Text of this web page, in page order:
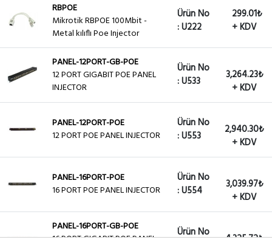
RBPOE
Mikrotik RBPOE 100Mbit -
Metal kılıflı Poe Injector
Ürün No
: U222
299.01₺
+ KDV
PANEL-12PORT-GB-POE
12 PORT GIGABIT POE PANEL
INJECTOR
Ürün No
: U533
3,264.23₺
+ KDV
PANEL-12PORT-POE
12 PORT POE PANEL INJECTOR
Ürün No
: U553
2,940.30₺
+ KDV
PANEL-16PORT-POE
16 PORT POE PANEL INJECTOR
Ürün No
: U554
3,039.97₺
+ KDV
PANEL-16PORT-GB-POE
16 PORT GIGABIT POE PANEL
Ürün No
4,325.72₺